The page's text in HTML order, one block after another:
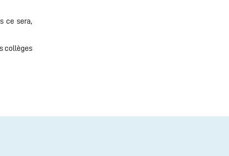
ce sera,
collèges